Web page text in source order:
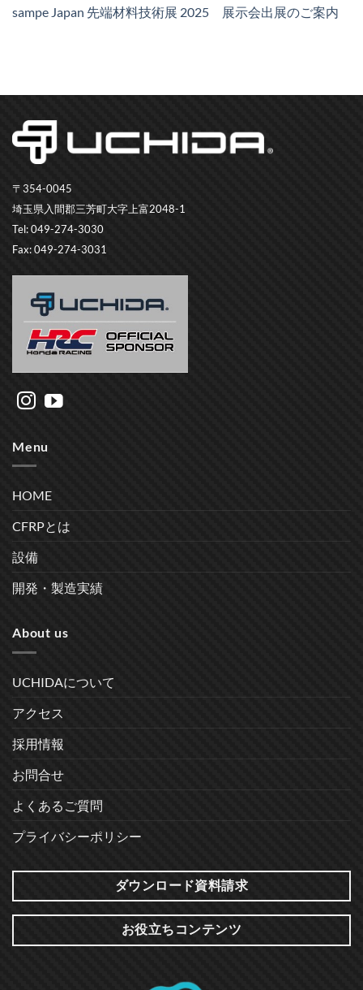
sampe Japan 先端材料技術展 2025 展示会出展のご案内
〒354-0045
埼玉県入間郡三芳町大字上富2048-1
Tel: 049-274-3030
Fax: 049-274-3031
Menu
HOME
CFRPとは
設備
開発・製造実績
About us
UCHIDAについて
アクセス
採用情報
お問合せ
よくあるご質問
プライバシーポリシー
ダウンロード資料請求
お役立ちコンテンツ